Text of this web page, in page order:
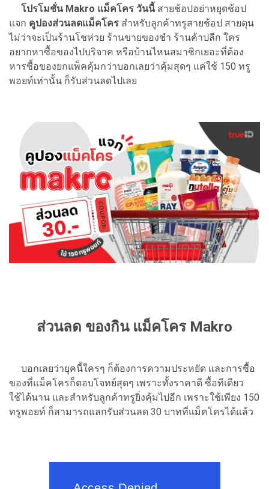
โปรโมชั่น Makro แม็คโคร วันนี้สายช้อปอย่าหยุดช้อป
แจก คูปองส่วนลดแม็คโคร สำหรับลูกค้าทรูสายช้อป สายตุน
ไม่ว่าจะเป็นร้านโชห่วย ร้านขายของชำ ร้านค้าปลีก ใคร
อยากหาซื้อของไปบริจาค หรือบ้านไหนสมาชิกเยอะที่ต้อง
หารซื้อของยกแพ็คคุ้มกว่าบอกเลยว่าคุ้มสุดๆ แค่ใช้ 150 ทรู
พอยท์เท่านั้น ก็รับส่วนลดไปเลย
ส่วนลด ของกิน แม็คโคร Makro
บอกเลยว่ายุคนี้ใครๆ ก็ต้องการความประหยัด และการซื้อ
ของที่แม็คโครก็ตอบโจทย์สุดๆ เพราะทั้งราคาดี ซื้อทีเดียว
ใช้ได้นาน และสำหรับลูกค้าทรูยิ่งคุ้มไปอีก เพราะใช้เพียง 150
ทรูพอยท์ ก็สามารถแลกรับส่วนลด 30 บาทที่แม็คโครได้แล้ว